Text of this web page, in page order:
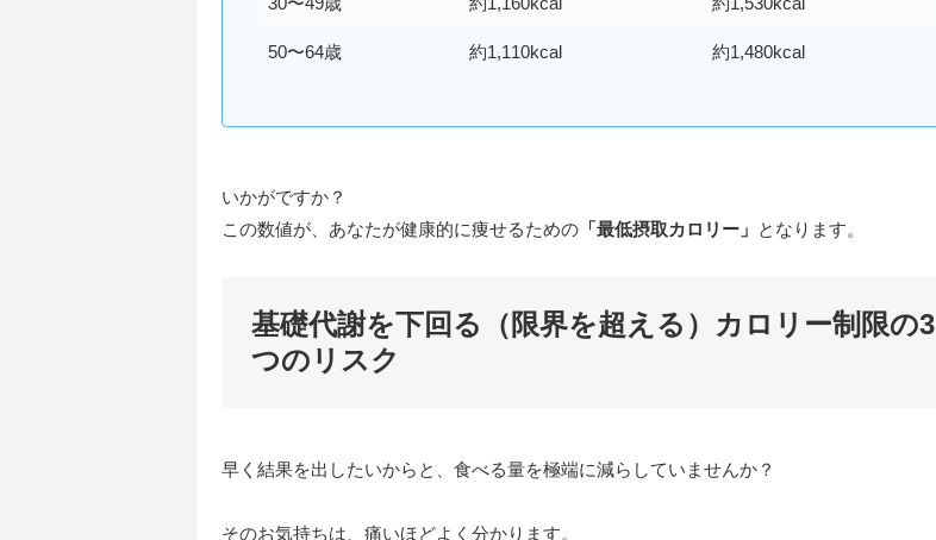
50〜64歳 約1,110kcal 約1,480kcal
いかがですか？
この数値が、あなたが健康的に痩せるための 「最低摂取カロリー 」 となります。
基礎代謝を下回る（限界を超える）カロリー制限の3
つのリスク
早く結果を出したいからと、食べる量を極端に減らしていませんか？
そのお気持ちは、痛いほどよく分かります。